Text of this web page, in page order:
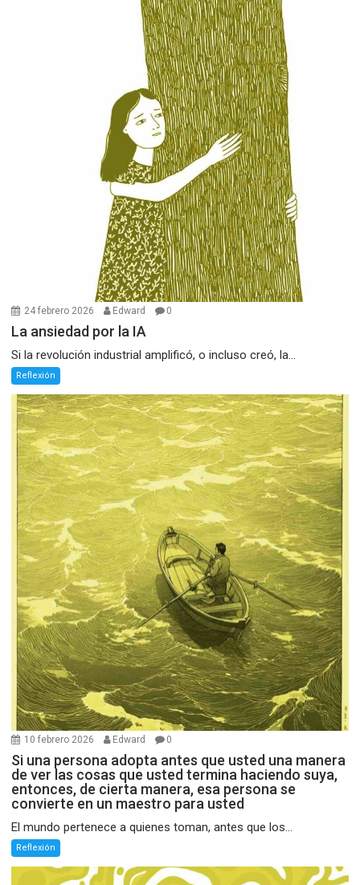
24 febrero 2026 Edward 0
La ansiedad por la IA
Si la revolución industrial amplificó, o incluso creó, la...
Reflexión
10 febrero 2026 Edward 0
Si una persona adopta antes que usted una manera
de ver las cosas que usted termina haciendo suya,
entonces, de cierta manera, esa persona se
convierte en un maestro para usted
El mundo pertenece a quienes toman, antes que los...
Reflexión